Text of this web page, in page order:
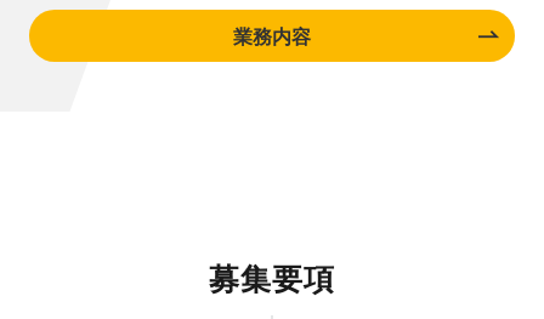
業務内容
募集要項